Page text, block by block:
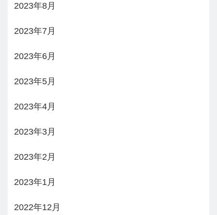
2023年8月
2023年7月
2023年6月
2023年5月
2023年4月
2023年3月
2023年2月
2023年1月
2022年12月